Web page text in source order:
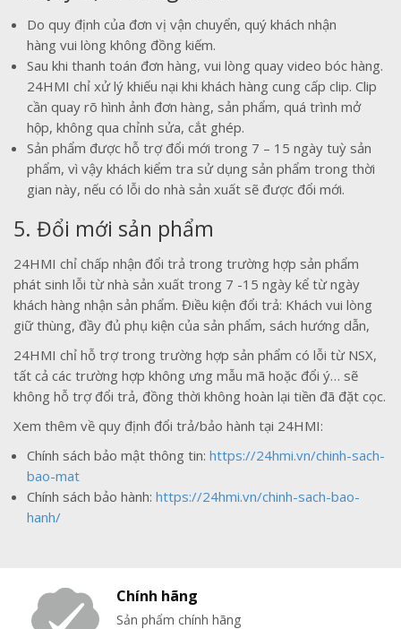
Do quy định của đơn vị vận chuyển, quý khách nhận
hàng vui lòng không đồng kiếm.
Sau khi thanh toán đơn hàng, vui lòng quay video bóc hàng.
24HMI chỉ xử lý khiếu nại khi khách hàng cung cấp clip. Clip
cần quay rõ hình ảnh đơn hàng, sản phẩm, quá trình mở
hộp, không qua chỉnh sửa, cắt ghép.
Sản phẩm được hỗ trợ đổi mới trong 7 – 15 ngày tuỳ sản
phẩm, vì vậy khách kiểm tra sử dụng sản phẩm trong thời
gian này, nếu có lỗi do nhà sản xuất sẽ được đổi mới.
5. Đổi mới sản phẩm
24HMI chỉ chấp nhận đổi trả trong trường hợp sản phẩm
phát sinh lỗi từ nhà sản xuất trong 7 -15 ngày kể từ ngày
khách hàng nhận sản phẩm. Điều kiện đổi trả: Khách vui lòng
giữ thùng, đầy đủ phụ kiện của sản phẩm, sách hướng dẫn,
24HMI chỉ hỗ trợ trong trường hợp sản phẩm có lỗi từ NSX,
tất cả các trường hợp không ưng mẫu mã hoặc đổi ý… sẽ
không hỗ trợ đổi trả, đồng thời không hoàn lại tiền đã đặt cọc.
Xem thêm về quy định đổi trả/bảo hành tại 24HMI:
Chính sách bảo mật thông tin: https://24hmi.vn/chinh-sach-
bao-mat
Chính sách bảo hành: https://24hmi.vn/chinh-sach-bao-
hanh/
Chính hãng
Sản phẩm chính hãng